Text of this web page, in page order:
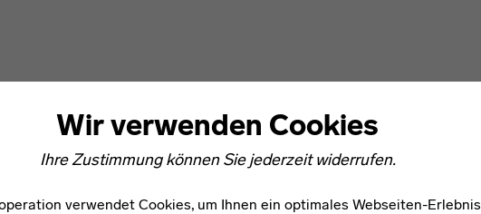
Wir verwenden Cookies
Ihre Zustimmung können Sie jederzeit widerrufen.
verwendet Cookies, um Ihnen ein optimales Webseiten-Erlebnis